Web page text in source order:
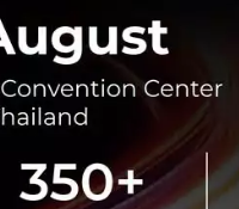
ง 15 ปี เสริม
กทั้งยังตั้งเวลาส่ง
าเมื่อ 15 ปีที่แล้วด้วยการ
กลับไปในช่วงนั้น Gmail